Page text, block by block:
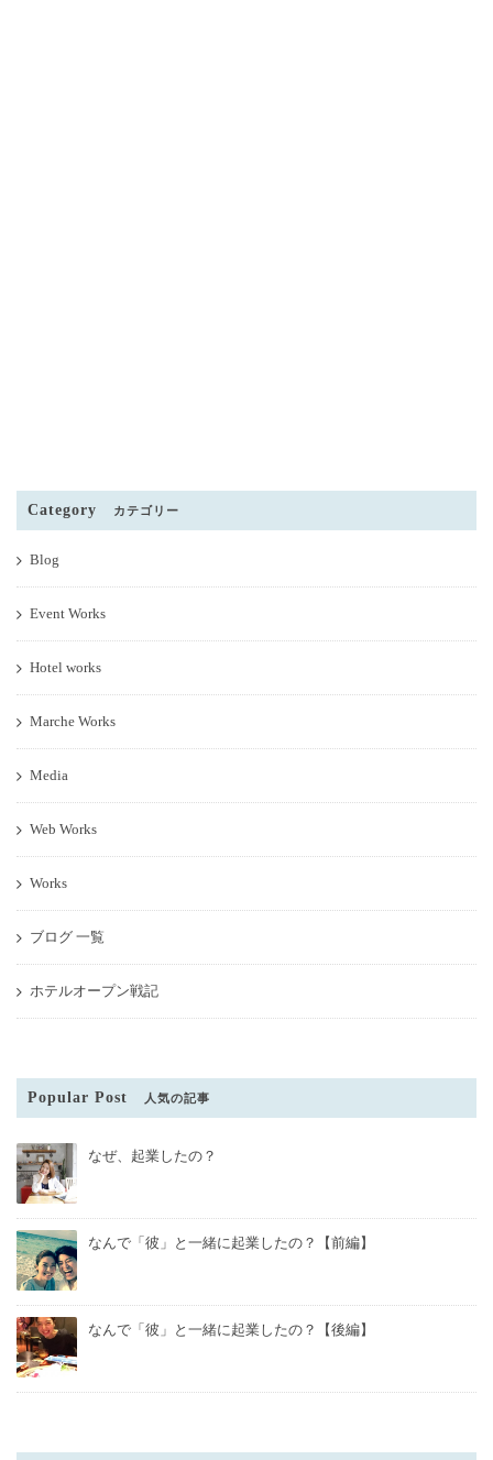
Category カテゴリー
Blog
Event Works
Hotel works
Marche Works
Media
Web Works
Works
ブログ 一覧
ホテルオープン戦記
Popular Post 人気の記事
なぜ、起業したの？
なんで「彼」と一緒に起業したの？【前編】
なんで「彼」と一緒に起業したの？【後編】